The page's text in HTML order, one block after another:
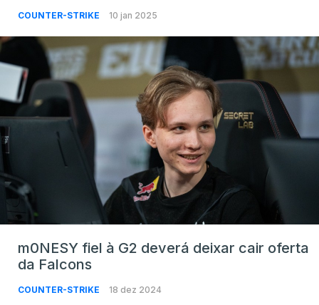
COUNTER-STRIKE 10 jan 2025
m0NESY fiel à G2 deverá deixar cair oferta
da Falcons
COUNTER-STRIKE 18 dez 2024